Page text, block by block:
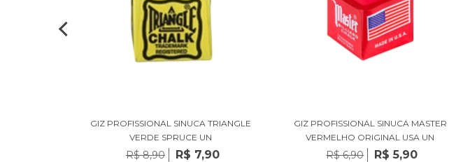
GIZ PROFISSIONAL SINUCA TRIANGLE
VERDE SPRUCE UN
R$ 8,90 R$ 7,90
GIZ PROFISSIONAL SINUCA MASTER
VERMELHO ORIGINAL USA UN
R$ 6,90 R$ 5,90